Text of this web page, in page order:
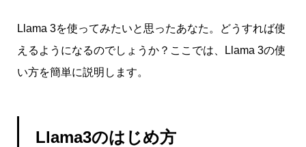
Llama 3を使ってみたいと思ったあなた。どうすれば使
えるようになるのでしょうか？ここでは、Llama 3の使
い方を簡単に説明します。
Llama3のはじめ方